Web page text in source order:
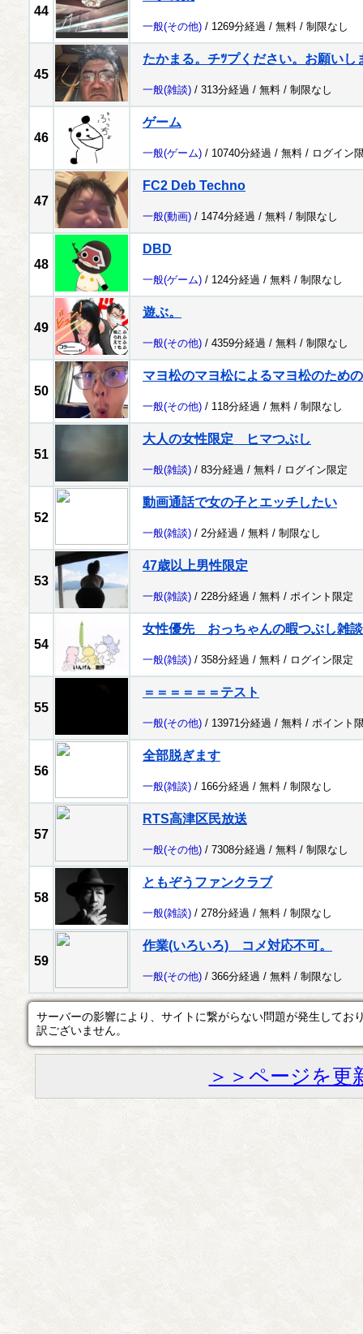
44
一般(その他) / 1269分経過 / 無料 / 制限なし
45
たかまる。チﾂプください。お願いし
一般(雑談) / 313分経過 / 無料 / 制限なし
46
ゲーム
一般(ゲーム) / 10740分経過 / 無料 / ログイン
47
FC2 Deb Techno
一般(動画) / 1474分経過 / 無料 / 制限なし
48
DBD
一般(ゲーム) / 124分経過 / 無料 / 制限なし
49
遊ぶ。
一般(その他) / 4359分経過 / 無料 / 制限なし
50
マヨ松のマヨ松によるマヨ松のため
一般(その他) / 118分経過 / 無料 / 制限なし
51
大人の女性限定 ヒマつぶし
一般(雑談) / 83分経過 / 無料 / ログイン限定
52
動画通話で女の子とエッチしたい
一般(雑談) / 2分経過 / 無料 / 制限なし
53
47歳以上男性限定
一般(雑談) / 228分経過 / 無料 / ポイント限定
54
女性優先 おっちゃんの暇つぶし雑
一般(雑談) / 358分経過 / 無料 / ログイン限定
55
＝＝＝＝＝＝テスト
一般(その他) / 13971分経過 / 無料 / ポイント
56
全部脱ぎます
一般(雑談) / 166分経過 / 無料 / 制限なし
57
RTS高津区民放送
一般(その他) / 7308分経過 / 無料 / 制限なし
58
ともぞうファンクラブ
一般(雑談) / 278分経過 / 無料 / 制限なし
59
作業(いろいろ) コメ対応不可。
一般(その他) / 366分経過 / 無料 / 制限なし
サーバーの影響により、サイトに繋がらない問題が発生してお
訳ございません。
＞＞ページを更